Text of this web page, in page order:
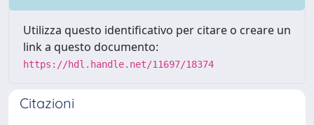
Utilizza questo identificativo per citare o creare un
link a questo documento:
https://hdl.handle.net/11697/18374
Citazioni